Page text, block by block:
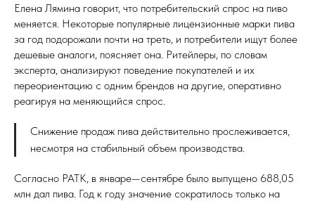
Елена Лямина говорит, что потребительский спрос на пиво
меняется. Некоторые популярные лицензионные марки пива
за год подорожали почти на треть, и потребители ищут более
дешевые аналоги, поясняет она. Ритейлеры, по словам
эксперта, анализируют поведение покупателей и их
переориентацию с одним брендов на другие, оперативно
реагируя на меняющийся спрос.
Снижение продаж пива действительно прослеживается,
несмотря на стабильный объем производства.
Согласно РАТК, в январе—сентябре было выпущено 688,05
млн дал пива. Год к году значение сократилось только на